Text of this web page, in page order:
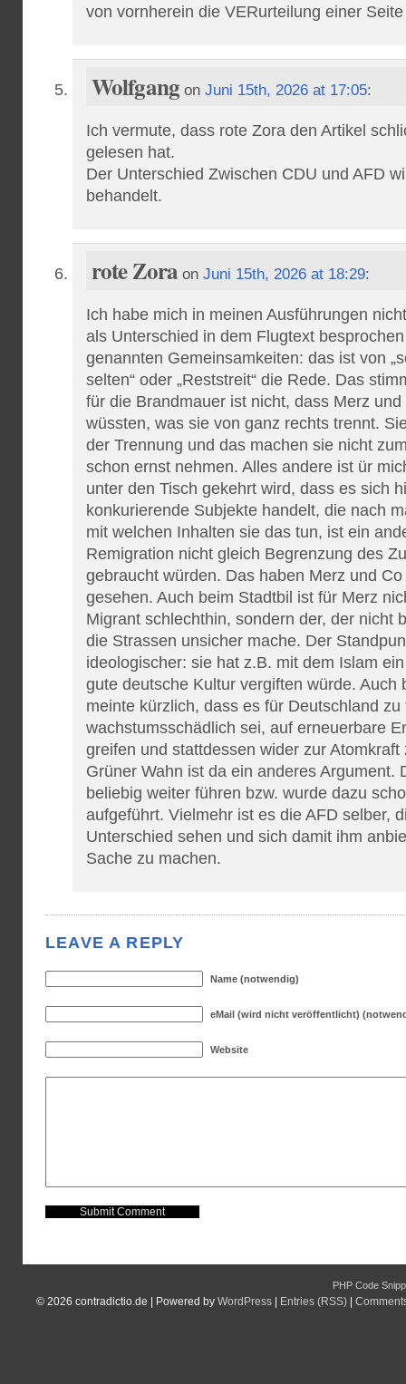
von vornherein die VERurteilung einer
Wolfgangon Juni 15th, 2026 at 17:05:
Ich vermute, dass rote Zora den Artikel
gelesen hat.
Der Unterschied Zwischen CDU und AFD
behandelt.
rote Zoraon Juni 15th, 2026 at 18:29:
Ich habe mich in meinen Ausführungen
als Unterschied in dem Flugtext
genannten Gemeinsamkeiten: das ist von
selten“ oder „Reststreit“ die Rede. Das
für die Brandmauer ist nicht, dass Merz
wüssten, was sie von ganz rechts trennt.
der Trennung und das machen sie nicht
schon ernst nehmen. Alles andere ist ür
unter den Tisch gekehrt wird, dass es sich
konkurierende Subjekte handelt, die nach
mit welchen Inhalten sie das tun, ist ein
Remigration nicht gleich Begrenzung des
gebraucht würden. Das haben Merz und
gesehen. Auch beim Stadtbil ist für Merz
Migrant schlechthin, sondern der, der nicht
die Strassen unsicher mache. Der
ideologischer: sie hat z.B. mit dem Islam
gute deutsche Kultur vergiften würde. Auch
meinte kürzlich, dass es für Deutschland zu
wachstumsschädlich sei, auf erneuerbare
greifen und stattdessen wider zur
Grüner Wahn ist da ein anderes Argument.
beliebig weiter führen bzw. wurde dazu
aufgeführt. Vielmehr ist es die AFD selber,
Unterschied sehen und sich damit ihm
Sache zu machen.
LEAVE A REPLY
Name (notwendig)
eMail (wird nicht veröffentlicht)
Website
PHP Code
© 2026 contradictio.de | Powered by WordPress | Entries (RSS) |